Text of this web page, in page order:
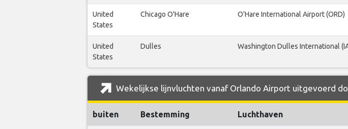
United
States
Chicago O'Hare O'Hare International Airport (ORD)
United
States
Dulles Washington Dulles International
Wekelijkse lijnvluchten vanaf Orlando Airport uitgevoerd
buiten Bestemming Luchthaven